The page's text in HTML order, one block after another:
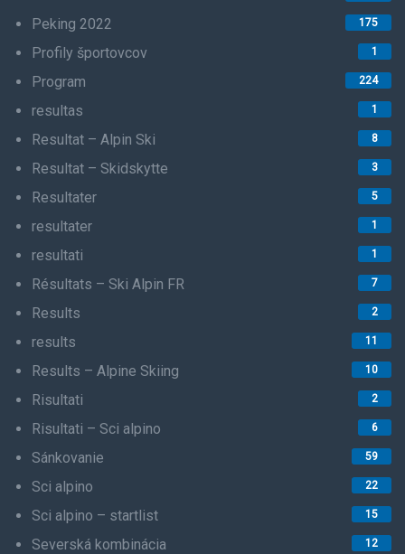
Peking 2022 175
Profily športovcov 1
Program 224
resultas 1
Resultat – Alpin Ski 8
Resultat – Skidskytte 3
Resultater 5
resultater 1
resultati 1
Résultats – Ski Alpin FR 7
Results 2
results 11
Results – Alpine Skiing 10
Risultati 2
Risultati – Sci alpino 6
Sánkovanie 59
Sci alpino 22
Sci alpino – startlist 15
Severská kombinácia 12